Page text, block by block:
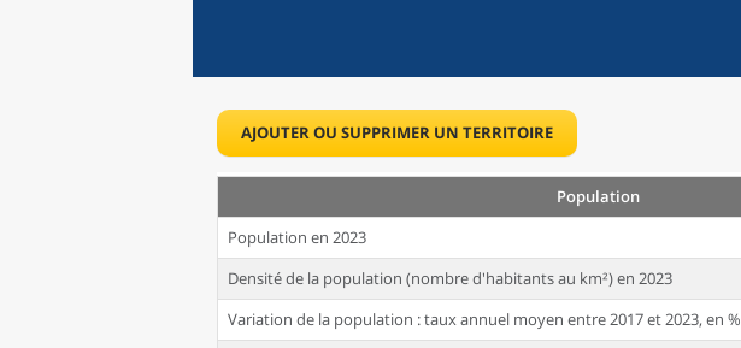
AJOUTER OU SUPPRIMER UN TERRITOIRE
Population
Population en 2023
Densité de la population (nombre d'habitants au km²) en 2023
Variation de la population : taux annuel moyen entre 2017 et 2023, en %